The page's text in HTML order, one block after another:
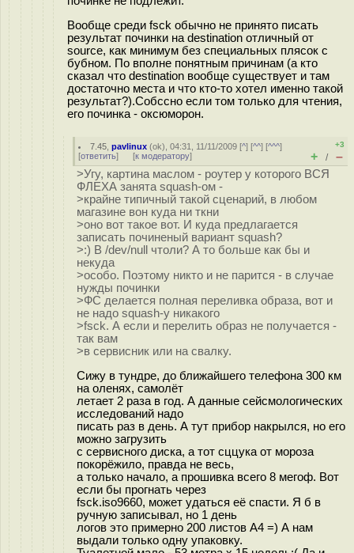
Вообще среди fsck обычно не принято писать
результат починки на destination отличный от
source, как минимум без специальных плясок с
бубном. По вполне понятным причинам (а кто
сказал что destination вообще существует и там
достаточно места и что кто-то хотел именно такой
результат?).Собссно если том только для чтения,
его починка - оксюморон.
7.45 ,pavlinux (ok), 04:31, 11/11/2009 [^] [^^] [^^^]
[ответить] [к модератору]
+3
+ / –
>Угу, картина маслом - роутер у которого ВСЯ
ФЛЕХА занята squash-ом -
>крайне типичный такой сценарий, в любом
магазине вон куда ни ткни
>оно вот такое вот. И куда предлагается
записать починеный вариант squash?
>:) В /dev/null чтоли? А то больше как бы и
некуда
>особо. Поэтому никто и не парится - в случае
нужды починки
>ФС делается полная переливка образа, вот и
не надо squash-у никакого
>fsck. А если и перелить образ не получается -
так вам
>в сервисник или на свалку.
Cижу в тундре, до ближайшего телефона 300 км
на оленях, самолёт
летает 2 раза в год. А данные сейсмологических
исследований надо
писать раз в день. А тут прибор накрылся, но его
можно загрузить
с сервисного диска, а тот сццука от мороза
покорёжило, правда не весь,
а только начало, а прошивка всего 8 мегоф. Вот
если бы прогнать через
fsck.iso9660, может удаться её спасти. Я б в
ручную записывал, но 1 день
логов это примерно 200 листов A4 =) А нам
выдали только одну упаковку.